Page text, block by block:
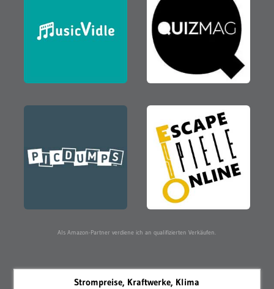
Als Amazon-Partner verdiene ich an qualifizierten Verkäufen.
Strompreise, Kraftwerke, Klima